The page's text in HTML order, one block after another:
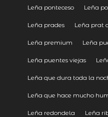
Leña ponteceso Leña
Leña prades Leña prat
Leña premium Leña
Leña puentes viejas
Leña que dura toda la
Leña que hace mucho
Leña redondela Leña